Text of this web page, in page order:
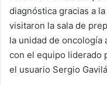
diagnóstica gracias a
visitaron la sala de
la unidad de oncología
con el equipo liderado
el usuario Sergio